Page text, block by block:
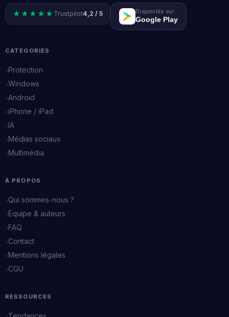
★★★★★ Trustpilot4,2 / 5 Disponible sur
Google Play
CATÉGORIES
Protection
Windows
Android
iPhone / iPad
IA
Médias sociaux
Multimédia
À PROPOS
Qui sommes-nous ?
Équipe & auteurs
FAQ
Contact
Mentions légales
CGU
RESSOURCES